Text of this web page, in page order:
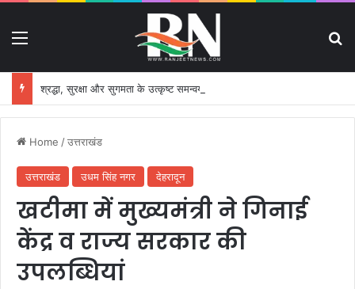
Home /उत्तराखंड
उत्तराखंड उधम सिंह नगर देहरादून
खटीमा में मुख्यमंत्री ने गिनाई
केंद्र व राज्य सरकार की
उपलब्धियां